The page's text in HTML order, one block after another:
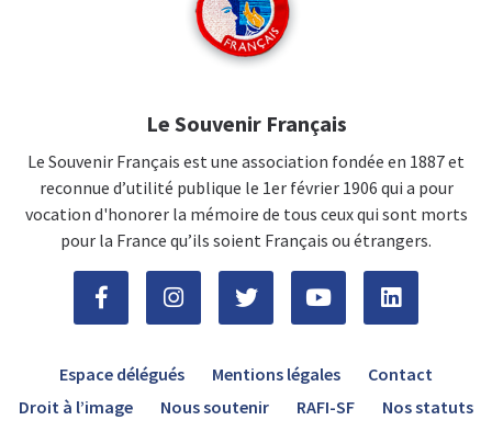
Le Souvenir Français
Le Souvenir Français est une association fondée en 1887 et
reconnue d’utilité publique le 1er février 1906 qui a pour
vocation d'honorer la mémoire de tous ceux qui sont morts
pour la France qu’ils soient Français ou étrangers.
Espace délégués Mentions légales
Contact
Droit à l’image
Nous soutenir RAFI-SF Nos statuts